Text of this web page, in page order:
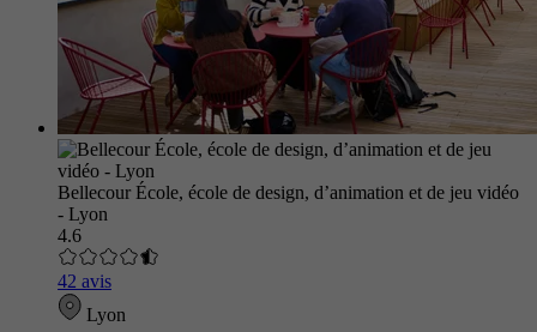
Bellecour École, école de design, d’animation et de jeu vidéo
- Lyon
4.6
42 avis
Lyon